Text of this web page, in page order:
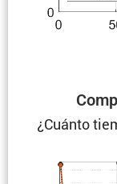
¿Cuánto